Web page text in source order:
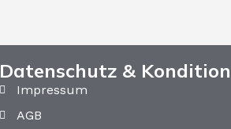
Datenschutz &
Impressum
AGB